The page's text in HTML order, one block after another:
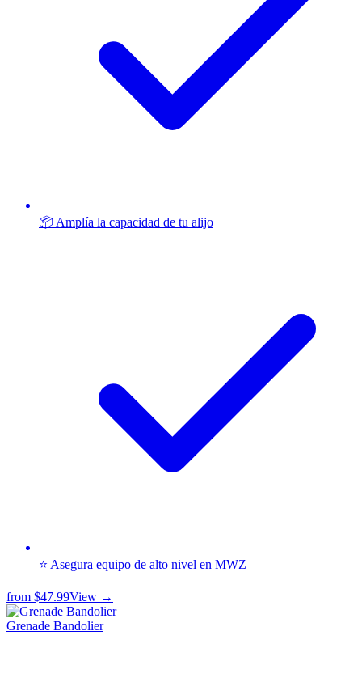
📦 Amplía la capacidad de tu alijo
⭐ Asegura equipo de alto nivel en MWZ
from $47.99View →
Grenade Bandolier